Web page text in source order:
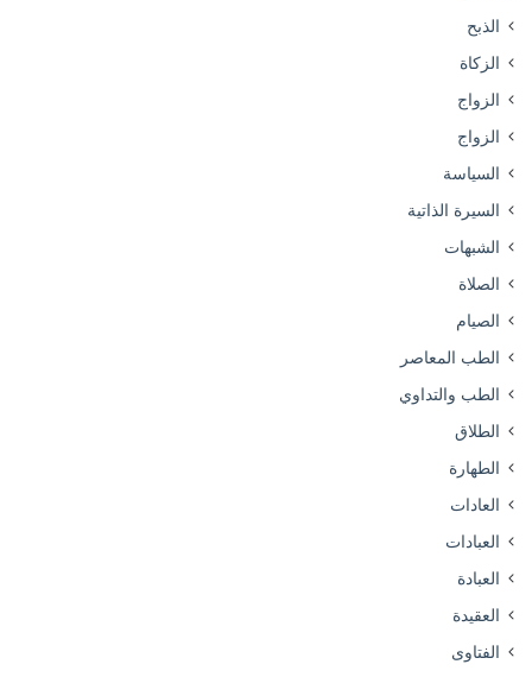
الذبح
الزكاة
الزواج
الزواج
السياسة
السيرة الذاتية
الشبهات
الصلاة
الصيام
الطب المعاصر
الطب والتداوي
الطلاق
الطهارة
العادات
العبادات
العبادة
العقيدة
الفتاوى